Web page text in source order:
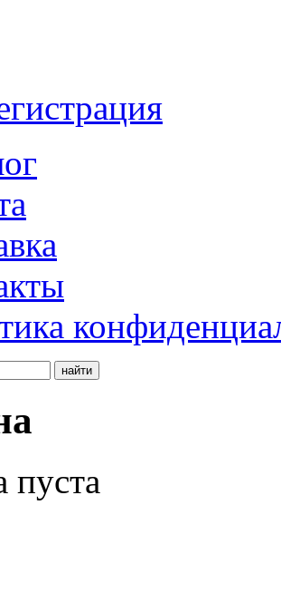
пуста